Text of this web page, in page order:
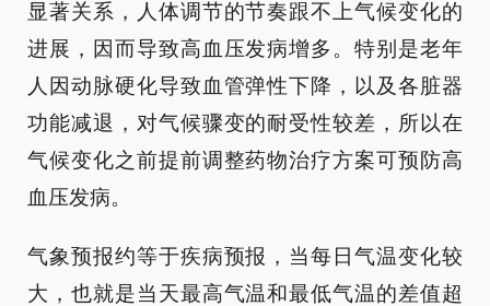
显著关系，人体调节的节奏跟不上气候变化的
进展，因而导致高血压发病增多。特别是老年
人因动脉硬化导致血管弹性下降，以及各脏器
功能减退，对气候骤变的耐受性较差，所以在
气候变化之前提前调整药物治疗方案可预防高
血压发病。
气象预报约等于疾病预报，当每日气温变化较
大，也就是当天最高气温和最低气温的差值超